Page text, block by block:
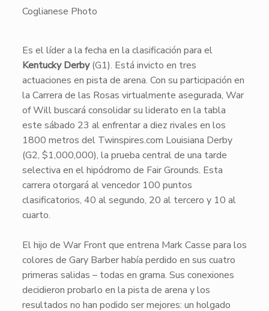
Coglianese Photo
​Es el líder a la fecha en la clasificación para el
Kentucky Derby(G1). Está invicto en tres
actuaciones en pista de arena. Con su participación en
la Carrera de las Rosas virtualmente asegurada, War
of Willbuscará consolidar su liderato en la tabla
este sábado 23 al enfrentar a diez rivales en los
1800 metros del Twinspires.com Louisiana Derby
(G2, $1,000,000), la prueba central de una tarde
selectiva en el hipódromo de Fair Grounds. Esta
carrera otorgará al vencedor 100 puntos
clasificatorios, 40 al segundo, 20 al tercero y 10 al
cuarto.
​El hijo de War Frontque entrena Mark Casse para los
colores de Gary Barber había perdido en sus cuatro
primeras salidas – todas en grama. Sus conexiones
decidieron probarlo en la pista de arena y los
resultados no han podido ser mejores: un holgado